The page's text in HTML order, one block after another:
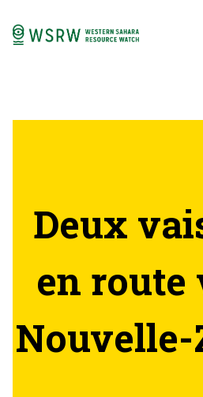
Deux
en route
Nouvelle-